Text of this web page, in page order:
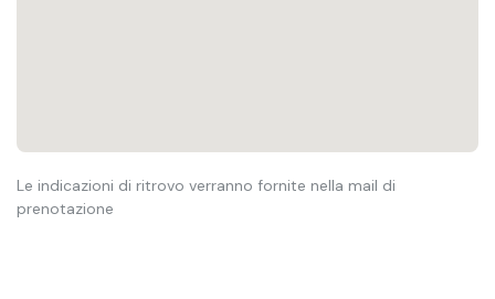
Le indicazioni di ritrovo verranno fornite nella mail di
prenotazione